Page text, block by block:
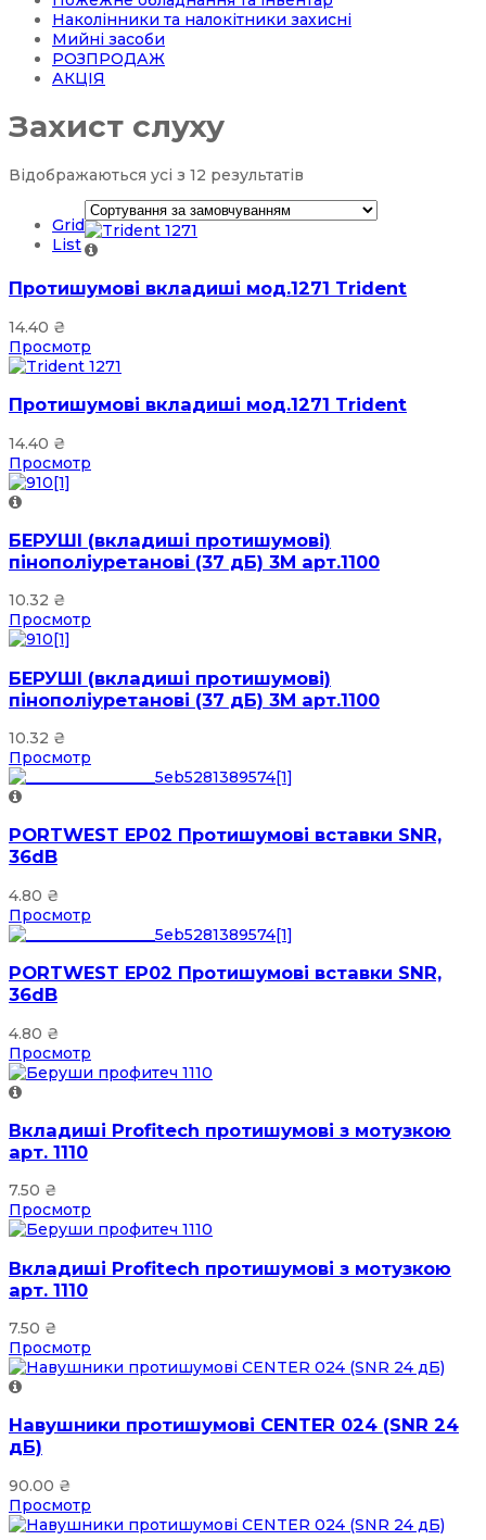
Наколінники та налокітники захисні
Мийні засоби
РОЗПРОДАЖ
АКЦІЯ
Захист слуху
Відображаються усі з 12 результатів
Grid
List
Протишумові вкладиші мод.1271 Trident
14.40 ₴
Просмотр
Протишумові вкладиші мод.1271 Trident
14.40 ₴
Просмотр
БЕРУШІ (вкладиші протишумові)
пінополіуретанові (37 дБ) 3М арт.1100
10.32 ₴
Просмотр
БЕРУШІ (вкладиші протишумові)
пінополіуретанові (37 дБ) 3М арт.1100
10.32 ₴
Просмотр
PORTWEST EP02 Протишумові вставки SNR,
36dB
4.80 ₴
Просмотр
PORTWEST EP02 Протишумові вставки SNR,
36dB
4.80 ₴
Просмотр
Вкладиші Profitech протишумові з мотузкою
арт. 1110
7.50 ₴
Просмотр
Вкладиші Profitech протишумові з мотузкою
арт. 1110
7.50 ₴
Просмотр
Навушники протишумові CENTER 024 (SNR 24
дБ)
90.00 ₴
Просмотр